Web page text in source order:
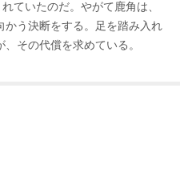
ていたのだ。やがて鹿角は、
かう決断をする。足を踏み入れ
その代償を求めている。